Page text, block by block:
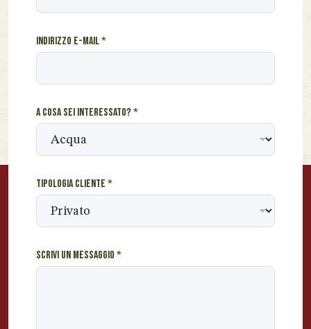
Indirizzo e-mail*
A cosa sei interessato?*
Tipologia cliente *
Scrivi un messaggio *